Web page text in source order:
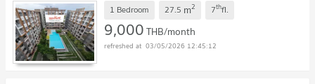
1 Bedroom 27.5 m2 7thfl.
9,000THB/month
03/05/2026 12:45:12